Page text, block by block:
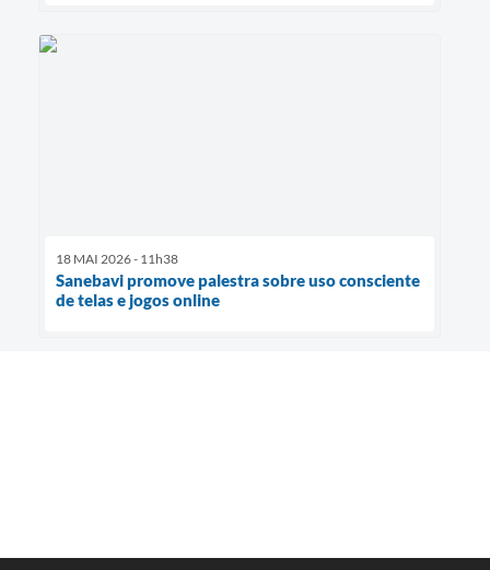
18 MAI 2026 - 11h38
Sanebavi promove palestra sobre uso consciente
de telas e jogos online